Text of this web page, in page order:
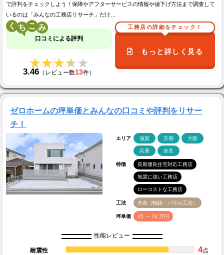
で評判をチェックしよう！保障やアフターサービスの情報や値下げ方法まで調査して
いるのは「みんなの工務店リサーチ」だけ…
く こ
口コミによる評判
★★★★★
★★★★★
3.46 （レビュー数13件）
工務店の詳細をチェック！
もっと詳しく見る
ゼロホームの坪単価とみんなの口コミや評判をリサー
チ！
エリア 滋賀 京都 大阪
兵庫 奈良
特徴 長期優良住宅対応工務店
地震に強い工務店
ローコストな工務店
工法 木造（軸組・パネル工法）
坪単価 45 ～ 70 万円
性能レビュー
耐震性 4点